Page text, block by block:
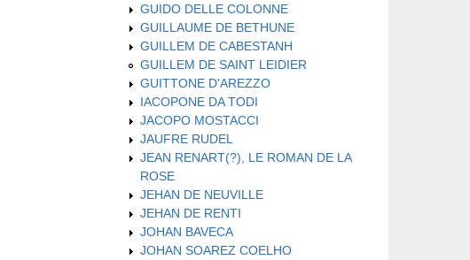
GUIDO DELLE COLONNE
GUILLAUME DE BETHUNE
GUILLEM DE CABESTANH
GUILLEM DE SAINT LEIDIER
GUITTONE D'AREZZO
IACOPONE DA TODI
JACOPO MOSTACCI
JAUFRE RUDEL
JEAN RENART(?), LE ROMAN DE LA
ROSE
JEHAN DE NEUVILLE
JEHAN DE RENTI
JOHAN BAVECA
JOHAN SOAREZ COELHO